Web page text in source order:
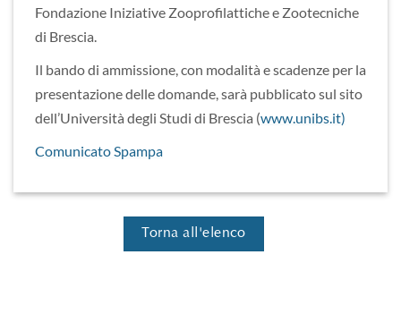
Fondazione Iniziative Zooprofilattiche e Zootecniche
di Brescia.
Il bando di ammissione, con modalità e scadenze per la
presentazione delle domande, sarà pubblicato sul sito
dell’Università degli Studi di Brescia (www.unibs.it)
Comunicato Spampa
Torna all'elenco